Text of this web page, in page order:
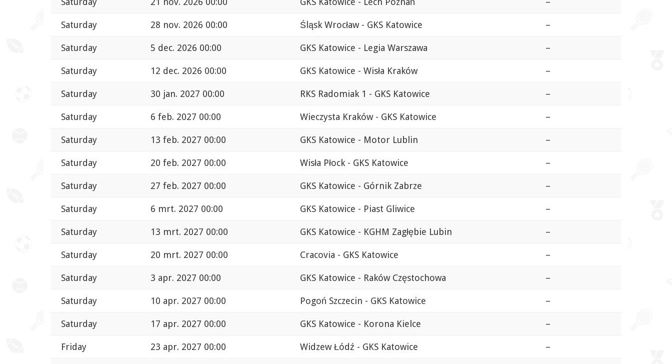
Saturday 28 nov. 2026 00:00 Śląsk Wrocław - GKS Katowice –
Saturday 5 dec. 2026 00:00 GKS Katowice - Legia Warszawa –
Saturday 12 dec. 2026 00:00 GKS Katowice - Wisła Kraków –
Saturday 30 jan. 2027 00:00 RKS Radomiak 1 - GKS Katowice –
Saturday 6 feb. 2027 00:00 Wieczysta Kraków - GKS Katowice –
Saturday 13 feb. 2027 00:00 GKS Katowice - Motor Lublin –
Saturday 20 feb. 2027 00:00 Wisła Płock - GKS Katowice –
Saturday 27 feb. 2027 00:00 GKS Katowice - Górnik Zabrze –
Saturday 6 mrt. 2027 00:00 GKS Katowice - Piast Gliwice –
Saturday 13 mrt. 2027 00:00 GKS Katowice - KGHM Zagłębie Lubin –
Saturday 20 mrt. 2027 00:00 Cracovia - GKS Katowice –
Saturday 3 apr. 2027 00:00 GKS Katowice - Raków Częstochowa –
Saturday 10 apr. 2027 00:00 Pogoń Szczecin - GKS Katowice –
Saturday 17 apr. 2027 00:00 GKS Katowice - Korona Kielce –
Friday 23 apr. 2027 00:00 Widzew Łódź - GKS Katowice –